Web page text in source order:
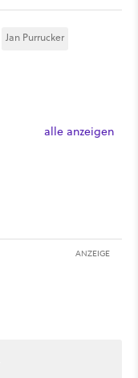
Jan Purrucker
alle anzeigen
ANZEIGE